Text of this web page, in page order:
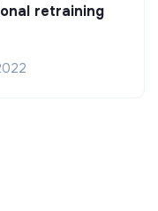
retraining